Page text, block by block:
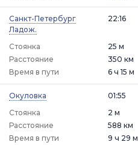
Санкт-Петербург
Ладож.
22:16
Стоянка 25 м
Расстояние
350 км
Время в пути
6 ч 15 м
Окуловка
01:55
Стоянка
2 м
Расстояние
588 км
Время в пути
9 ч 29 м